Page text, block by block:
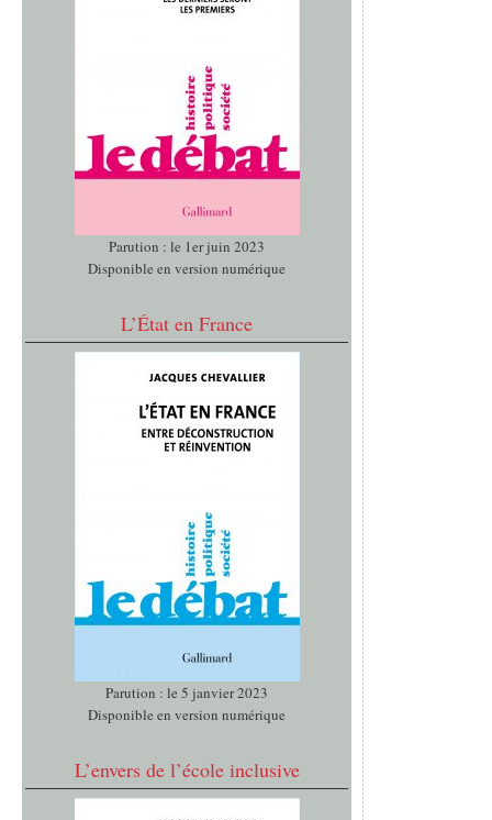
Parution : le 1er juin 2023
Disponible en version numérique
L’État en France
Parution : le 5 janvier 2023
Disponible en version numérique
L’envers de l’école inclusive